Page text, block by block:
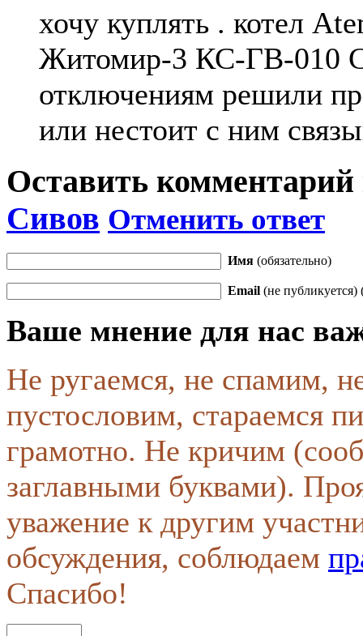
хочу куплять . котел
Житомир-3 КС-ГВ-010
отключениям решили
или нестоит с ним
Оставить
Сивов Отменить ответ
Имя (обязательно)
Email (не публикуется)
Ваше мнение для нас
Не ругаемся, не спамим,
пустословим, стараемся
грамотно. Не кричим
заглавными буквами).
уважение к другим
обсуждения, соблюдаем
Спасибо!